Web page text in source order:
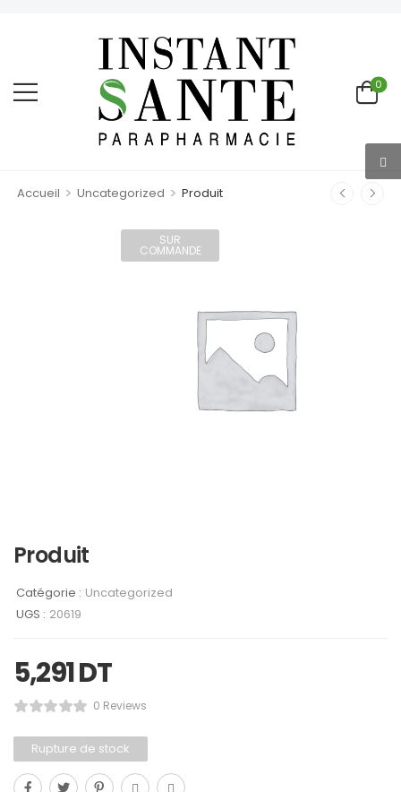
0
Accueil > Uncategorized > Produit
SUR
COMMANDE
Produit
Catégorie : Uncategorized
UGS : 20619
5,291DT
0 Reviews
Rupture de stock